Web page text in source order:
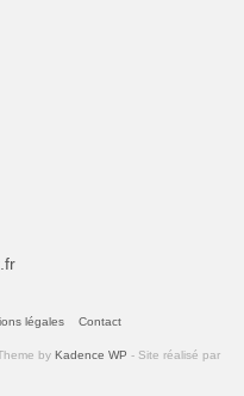
légales Contact
by Kadence WP - Site réalisé par